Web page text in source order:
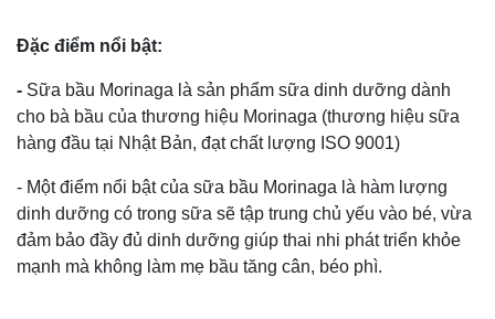
Đặc điểm nổi bật:
- Sữa bầu Morinaga là sản phẩm sữa dinh dưỡng dành
cho bà bầu của thương hiệu Morinaga (thương hiệu sữa
hàng đầu tại Nhật Bản, đạt chất lượng ISO 9001)
- Một điểm nổi bật của sữa bầu Morinaga là hàm lượng
dinh dưỡng có trong sữa sẽ tập trung chủ yếu vào bé, vừa
đảm bảo đầy đủ dinh dưỡng giúp thai nhi phát triển khỏe
mạnh mà không làm mẹ bầu tăng cân, béo phì.